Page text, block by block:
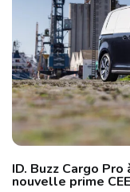
ID. Buzz Cargo
nouvelle prime CEE